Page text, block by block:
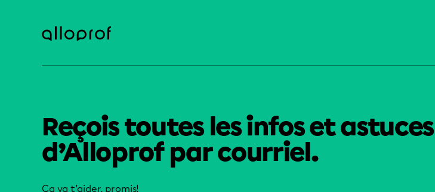
Reçois toutes les infos et astuces
d’Alloprof par courriel.
Ça va t’aider, promis!